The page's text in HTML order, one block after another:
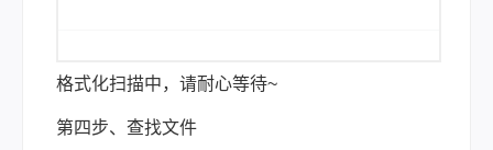
格式化扫描中，请耐心等待~
第四步、查找文件